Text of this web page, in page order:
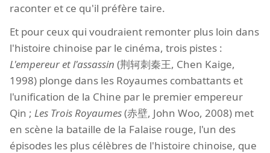
raconter et ce qu'il préfère taire.
Et pour ceux qui voudraient remonter plus loin dans
l'histoire chinoise par le cinéma, trois pistes :
L'empereur et l'assassin (荆轲刺秦王, Chen Kaige,
1998) plonge dans les Royaumes combattants et
l'unification de la Chine par le premier empereur
Qin ; Les Trois Royaumes(赤壁, John Woo, 2008) met
en scène la bataille de la Falaise rouge, l'un des
épisodes les plus célèbres de l'histoire chinoise, que